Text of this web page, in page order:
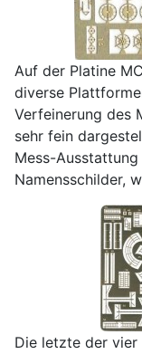
Auf der Platine
diverse
Verfeinerung des
sehr fein
Mess-
Namensschilder,
Die letzte der vier